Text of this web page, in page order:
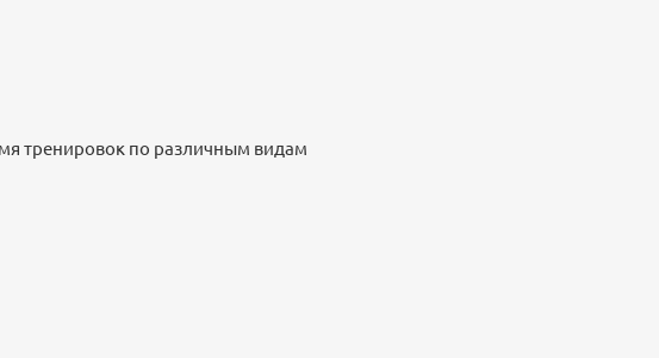
тренировок по различным видам